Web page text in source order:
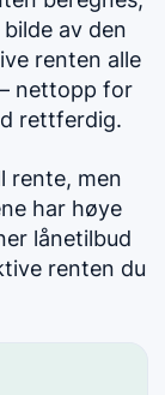
av den
renten alle
nettopp for
rettferdig.
rente, men
har høye
lånetilbud
renten du